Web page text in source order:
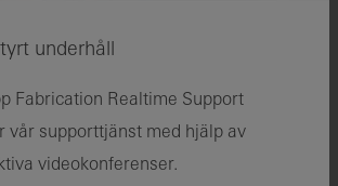
underhåll
Fabrication Realtime Support
vår supporttjänst med hjälp av
videokonferenser.